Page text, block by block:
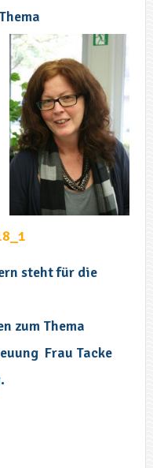
steht für die
zum Thema
Frau Tacke